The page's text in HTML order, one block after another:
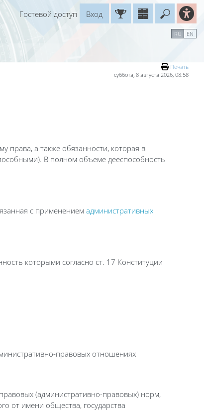
Гостевой доступ
Вход
Справочные материалы RU EN
Печать
суббота, 8 августа 2026, 08:58
права, а также обязанности, которая в
В полном объеме дееспособность
с применением административных
которыми согласно ст. 17 Конституции
правовых отношениях
(административно-правовых) норм,
от имени общества, государства